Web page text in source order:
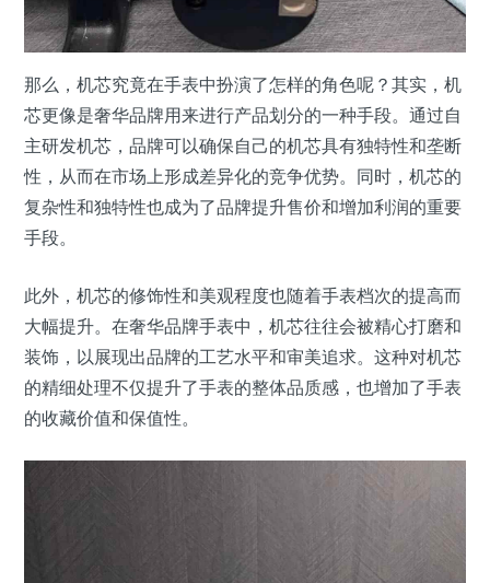
那么，机芯究竟在手表中扮演了怎样的角色呢？其实，机
芯更像是奢华品牌用来进行产品划分的一种手段。通过自
主研发机芯，品牌可以确保自己的机芯具有独特性和垄断
性，从而在市场上形成差异化的竞争优势。同时，机芯的
复杂性和独特性也成为了品牌提升售价和增加利润的重要
手段。
此外，机芯的修饰性和美观程度也随着手表档次的提高而
大幅提升。在奢华品牌手表中，机芯往往会被精心打磨和
装饰，以展现出品牌的工艺水平和审美追求。这种对机芯
的精细处理不仅提升了手表的整体品质感，也增加了手表
的收藏价值和保值性。